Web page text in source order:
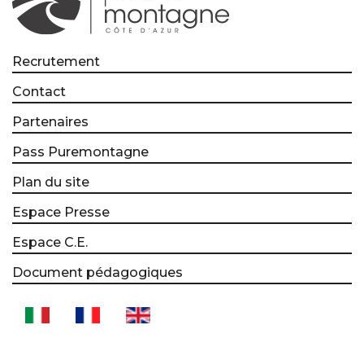
Recrutement
Contact
Partenaires
Pass Puremontagne
Plan du site
Espace Presse
Espace C.E.
Document pédagogiques